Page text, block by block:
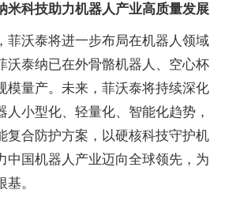
米科技助力机器人产业高质量发展
菲沃泰将进一步布局在机器人领域
沃泰纳已在外骨骼机器人、空心杯
模量产。未来，菲沃泰将持续深化
人小型化、轻量化、智能化趋势，
复合防护方案，以硬核科技守护机
中国机器人产业迈向全球领先，为
。